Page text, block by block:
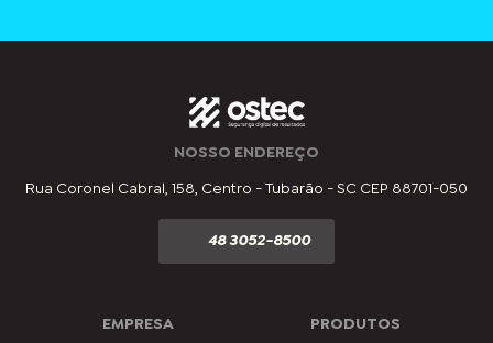
NOSSO ENDEREÇO
Rua Coronel Cabral, 158, Centro - Tubarão - SC CEP 88701-050
48 3052-8500
EMPRESA PRODUTOS